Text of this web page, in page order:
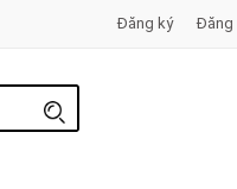
Đăng ký Đăng